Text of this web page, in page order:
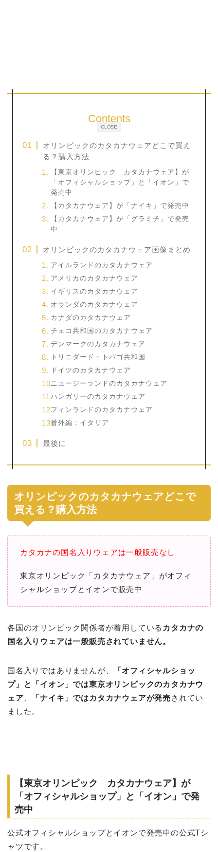
CLOSE
Contents
オリンピックのカタカナウェアどこで買え
る？購入方法
【東京オリンピック カタカナウェア】が
「オフィシャルショップ」と「イオン」で
発売中
【カタカナウェア】が「ナイキ」で発売中
【カタカナウェア】が「グラミチ」で発売
中
オリンピックのカタカナウェア画像まとめ
アイルランドのカタカナウェア
アメリカのカタカナウェア
イギリスのカタカナウェア
オランダのカタカナウェア
カナダのカタカナウェア
チェコ共和国のカタカナウェア
デンマークのカタカナウェア
トリニダード・トバゴ共和国
ドイツのカタカナウェア
ニュージーランドのカタカナウェア
ハンガリーのカタカナウェア
フィンランドのカタカナウェア
番外編：イタリア
最後に
オリンピックのカタカナウェアどこで
買える？購入方法
カタカナの国名入りウェアは一般販売なし
東京オリンピック「カタカナウェア」がオフィ
シャルショップとイオンで販売中
各国のオリンピック関係者が着用している カタカナの
国名入りウェアは一般販売されていません。
国名入りではありませんが、
「オフィシャルショッ
プ」と「イオン」では東京オリンピックのカタカナウ
ェア
「ナイキ」ではカタカナウェアが発売されてい
ました。
【東京オリンピック カタカナウェア】が
「オフィシャルショップ」と「イオン」で発
売中
公式オフィシャルショップとイオンで発売中の公式Tシ
ャツです。